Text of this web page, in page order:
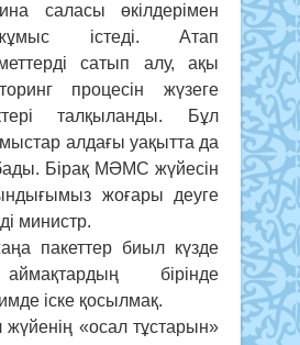
саласы өкілдерімен
істеді. Атап
сатып алу, ақы
процесін жүзеге
талқыланды. Бұл
алдағы уақытта да
Бірақ МӘМС жүйесін
жоғары деуге
министр.
пакеттер биыл күзде
аймақтардың бірінде
іске қосылмақ.
«осал тұстарын»